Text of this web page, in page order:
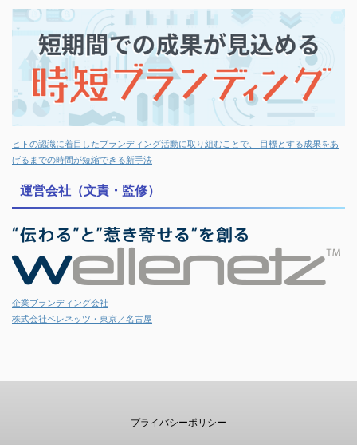
ヒトの認識に着目したブランディング活動に取り組むことで、 目標とする成果をあ
げるまでの時間が短縮できる新手法
運営会社（文責・監修）
企業ブランディング会社
株式会社ベレネッツ・東京／名古屋
プライバシーポリシー